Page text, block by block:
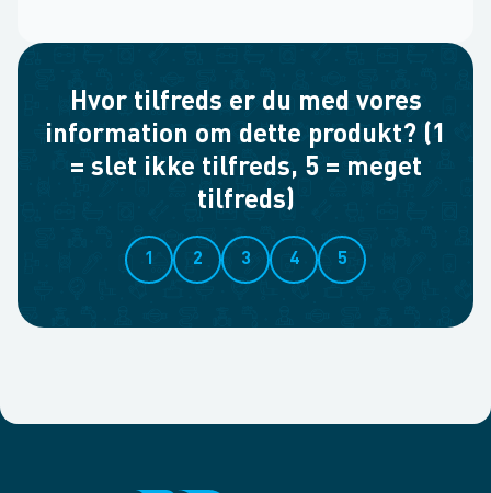
Hvor tilfreds er du med vores
information om dette produkt? (1
= slet ikke tilfreds, 5 = meget
tilfreds)
1 2 3 4 5